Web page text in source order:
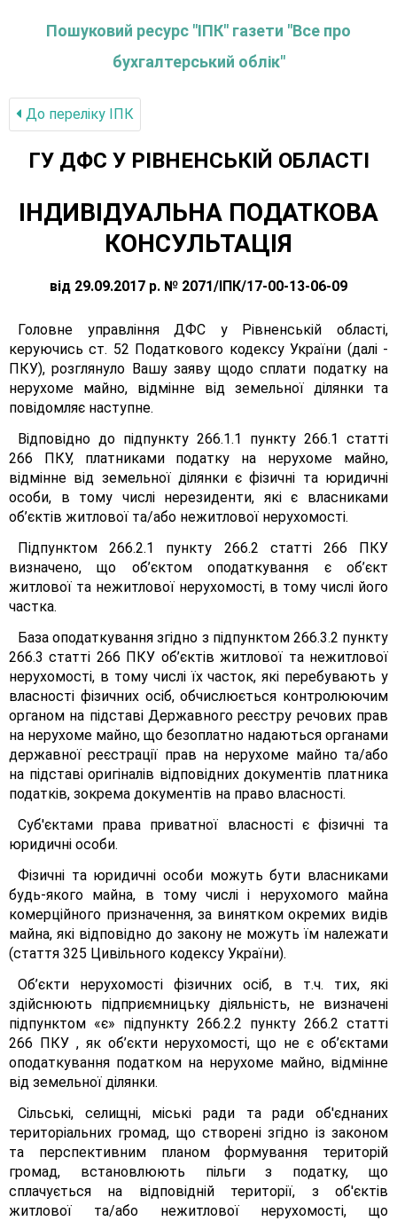
Пошуковий ресурс "ІПК" газети "Все про
бухгалтерський облік"
До переліку IПК
ГУ ДФС У РIВНЕНСЬКIЙ ОБЛАСТI
ІНДИВІДУАЛЬНА ПОДАТКОВА
КОНСУЛЬТАЦІЯ
від 29.09.2017 р. № 2071/ІПК/17-00-13-06-09
Головне управління ДФС у Рівненській області,
керуючись ст. 52 Податкового кодексу України (далі -
ПКУ), розглянуло Вашу заяву щодо сплати податку на
нерухоме майно, відмінне від земельної ділянки та
повідомляє наступне.
Відповідно до підпункту 266.1.1 пункту 266.1 статті
266 ПКУ, платниками податку на нерухоме майно,
відмінне від земельної ділянки є фізичні та юридичні
особи, в тому числі нерезиденти, які є власниками
об’єктів житлової та/або нежитлової нерухомості.
Підпунктом 266.2.1 пункту 266.2 статті 266 ПКУ
визначено, що об’єктом оподаткування є об’єкт
житлової та нежитлової нерухомості, в тому числі його
частка.
База оподаткування згідно з підпунктом 266.3.2 пункту
266.3 статті 266 ПКУ об’єктів житлової та нежитлової
нерухомості, в тому числі їх часток, які перебувають у
власності фізичних осіб, обчислюється контролюючим
органом на підставі Державного реєстру речових прав
на нерухоме майно, що безоплатно надаються органами
державної реєстрації прав на нерухоме майно та/або
на підставі оригіналів відповідних документів платника
податків, зокрема документів на право власності.
Суб'єктами права приватної власності є фізичні та
юридичні особи.
Фізичні та юридичні особи можуть бути власниками
будь-якого майна, в тому числі і нерухомого майна
комерційного призначення, за винятком окремих видів
майна, які відповідно до закону не можуть їм належати
(стаття 325 Цивільного кодексу України).
Об’єкти нерухомості фізичних осіб, в т.ч. тих, які
здійснюють підприємницьку діяльність, не визначені
підпунктом «є» підпункту 266.2.2 пункту 266.2 статті
266 ПКУ , як об’єкти нерухомості, що не є об’єктами
оподаткування податком на нерухоме майно, відмінне
від земельної ділянки.
Сільські, селищні, міські ради та ради об'єднаних
територіальних громад, що створені згідно із законом
та перспективним планом формування територій
громад, встановлюють пільги з податку, що
сплачується на відповідній території, з об'єктів
житлової та/або нежитлової нерухомості, що